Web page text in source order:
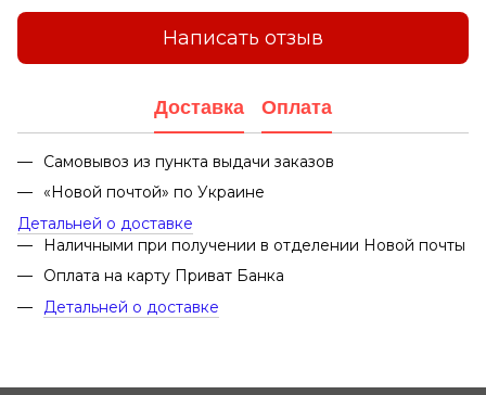
Написать отзыв
Доставка Оплата
Самовывоз из пункта выдачи заказов
«Новой почтой» по Украине
Детальней о доставке
Наличными при получении в отделении Новой почты
Оплата на карту Приват Банка
Детальней о доставке